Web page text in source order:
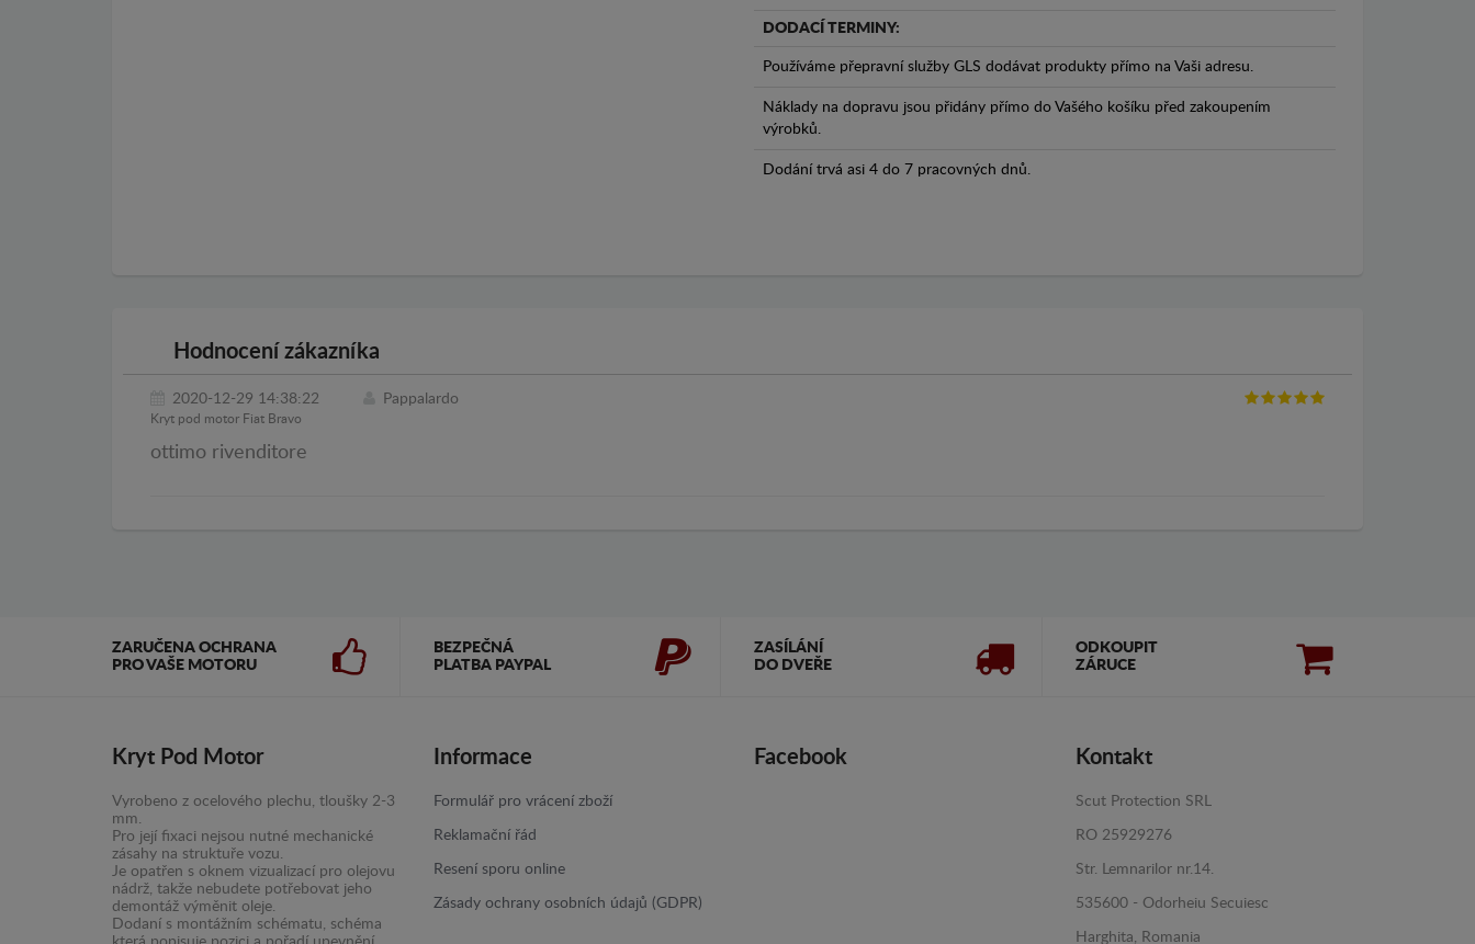
DODACÍ TERMINY:
Používáme přepravní služby GLS dodávat produkty přímo na Vaši adresu.
Náklady na dopravu jsou přidány přímo do Vašého košíku před zakoupením
výrobků.
Dodání trvá asi 4 do 7 pracovných dnů.
Hodnocení zákazníka
2020-12-29 14:38:22 Pappalardo
Kryt pod motor Fiat Bravo
ottimo rivenditore
ZARUČENA OCHRANA
PRO VAŠE MOTORU
BEZPEČNÁ
PLATBA PAYPAL
ZASÍLÁNÍ
DO DVEŘE
ODKOUPIT
ZÁRUCE
Kryt Pod Motor
Vyrobeno z ocelového plechu, tloušky 2-3
mm.
Pro její fixaci nejsou nutné mechanické
zásahy na struktuře vozu.
Je opatřen s oknem vizualizací pro olejovu
nádrž, takže nebudete potřebovat jeho
demontáž výměnit oleje.
Dodaní s montážním schématu, schéma
Informace
Formulář pro vrácení zboží
Reklamační řád
Resení sporu online
Zásady ochrany osobních údajů (GDPR)
Facebook Kontakt
Scut Protection SRL
RO 25929276
Str. Lemnarilor nr.14.
535600 - Odorheiu Secuiesc
Harghita, Romania